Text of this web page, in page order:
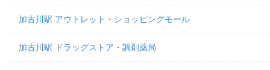
加古川駅 アウトレット・ショッピングモール
加古川駅 ドラッグストア・調剤薬局